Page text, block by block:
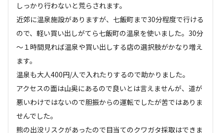
しっかり行わないと荒らされます。
近郊に温泉施設がありますが、七飯町まで30分程度で行ける
ので、軽い買い出しがてら七飯町の温泉を使いました。30分
～１時間見れば温泉や買い出しする店の選択肢がかなり増え
ます。
温泉も大人400円/人で入れたりするので助かりました。
アクセスの面は山奥にあるので良いとは言えませんが、道が
悪いわけではないので胆振からの運転でしたが苦ではありま
せんでした。
熊の出没リスクがあったので目当てのクワガタ採取はできま